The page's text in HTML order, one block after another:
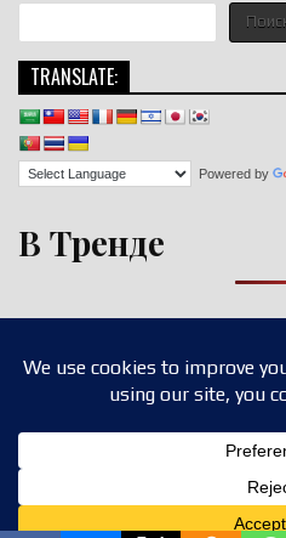
TRANSLATE:
Powered by
В Тренде
Design by